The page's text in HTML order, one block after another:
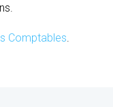
Comptables